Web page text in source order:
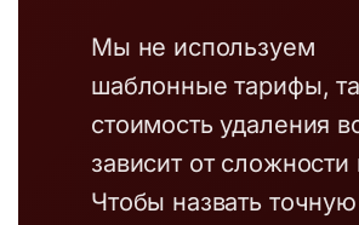
Мы не используем
шаблонные тарифы,
стоимость удаления
зависит от сложности
Чтобы назвать